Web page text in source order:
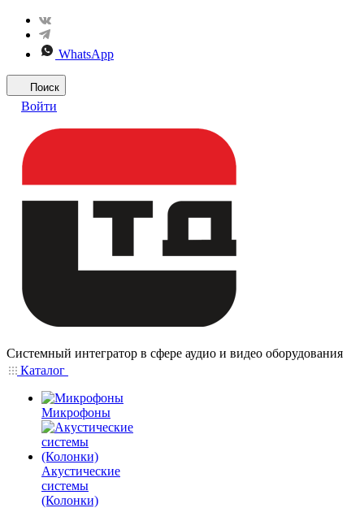
WhatsApp
Поиск
Войти
Системный интегратор в сфере аудио и видео оборудования
Каталог
Микрофоны
Акустические
системы
(Колонки)